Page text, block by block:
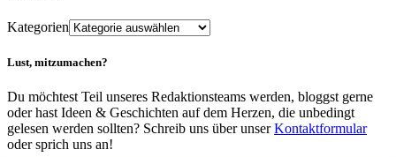
Kategorien
Lust, mitzumachen?
Du möchtest Teil unseres Redaktionsteams werden, bloggst gerne
oder hast Ideen & Geschichten auf dem Herzen, die unbedingt
gelesen werden sollten? Schreib uns über unserKontaktformular
oder sprich uns an!